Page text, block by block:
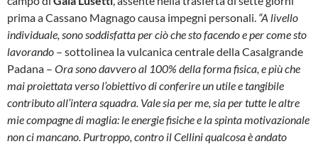
prima a Cassano Magnago causa impegni personali. “A livello
individuale, sono soddisfatta per ciò che sto facendo e per come sto
lavorando – sottolinea la vulcanica centrale della Casalgrande
Padana – Ora sono davvero al 100% della forma fisica, e più che
mai proiettata verso l’obiettivo di conferire un utile e tangibile
contributo all’intera squadra. Vale sia per me, sia per tutte le altre
mie compagne di maglia: le energie fisiche e la spinta motivazionale
non ci mancano. Purtroppo, contro il Cellini qualcosa è andato